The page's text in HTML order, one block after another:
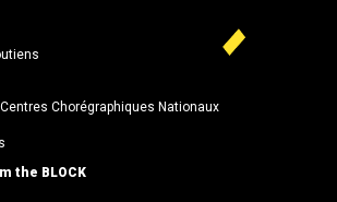
Chorégraphiques Nationaux
the BLOCK